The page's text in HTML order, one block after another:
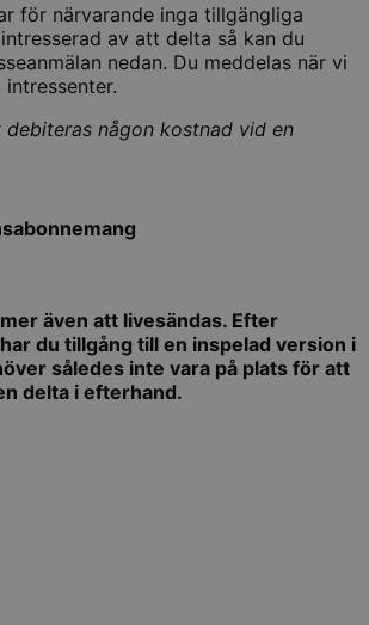
för närvarande inga tillgängliga
av att delta så kan du
nedan. Du meddelas när vi
någon kostnad vid en
även att livesändas. Efter
du tillgång till en inspelad version i
således inte vara på plats för att
delta i efterhand.